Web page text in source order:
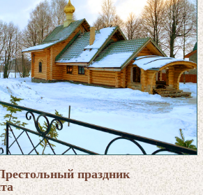
праздник